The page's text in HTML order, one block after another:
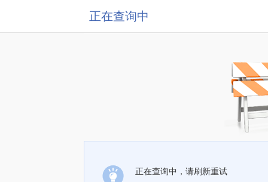
正在查询中
正在查询中，请刷新重试